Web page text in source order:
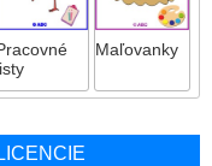
Maľovanky